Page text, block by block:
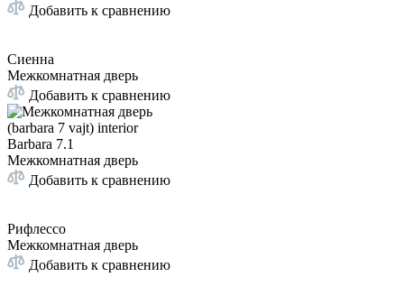
Добавить к сравнению
Сиенна
Межкомнатная дверь
Добавить к сравнению
Barbara 7.1
Межкомнатная дверь
Добавить к сравнению
Рифлессо
Межкомнатная дверь
Добавить к сравнению